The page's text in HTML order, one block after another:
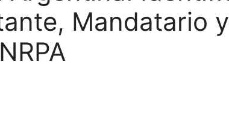
Mandatario y